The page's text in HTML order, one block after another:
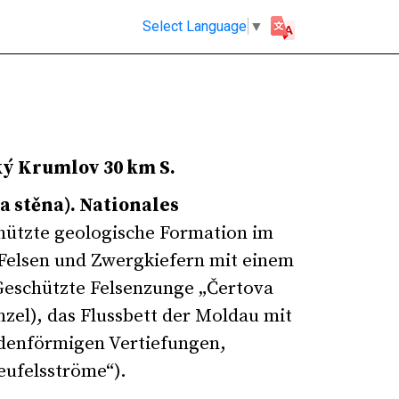
Select Language ▼
Krumlov 30 km S.
stěna). Nationales
geologische Formation im
und Zwergkiefern mit einem
Felsenzunge „Čertova
), das Flussbett der Moldau mit
Vertiefungen,